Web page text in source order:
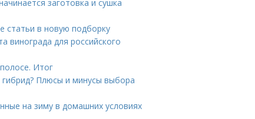
заготовка и сушка
статьи в новую подборку
винограда для российского
Итог
Плюсы и минусы выбора
на зиму в домашних условиях